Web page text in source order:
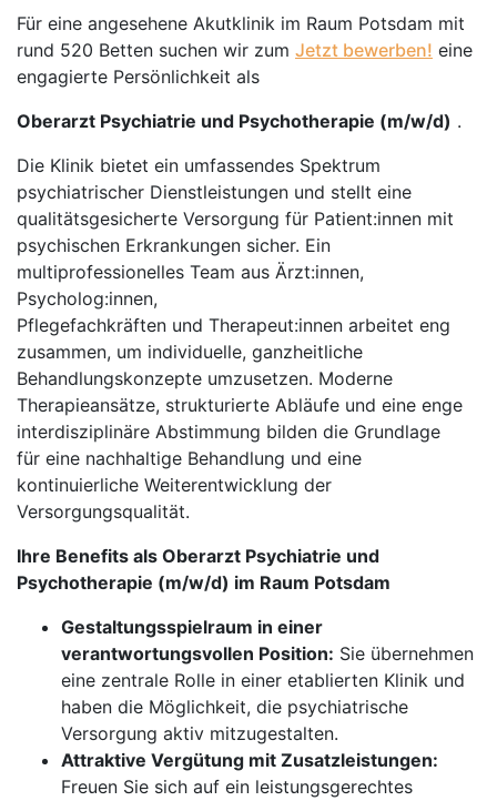
Für eine angesehene Akutklinik im Raum Potsdam mit
rund 520 Betten suchen wir zum Jetzt bewerben! eine
engagierte Persönlichkeit als
Oberarzt Psychiatrie und Psychotherapie (m/w/d) .
Die Klinik bietet ein umfassendes Spektrum
psychiatrischer Dienstleistungen und stellt eine
qualitätsgesicherte Versorgung für Patient:innen mit
psychischen Erkrankungen sicher. Ein
multiprofessionelles Team aus Ärzt:innen,
Psycholog:innen,
Pflegefachkräften und Therapeut:innen arbeitet eng
zusammen, um individuelle, ganzheitliche
Behandlungskonzepte umzusetzen. Moderne
Therapieansätze, strukturierte Abläufe und eine enge
interdisziplinäre Abstimmung bilden die Grundlage
für eine nachhaltige Behandlung und eine
kontinuierliche Weiterentwicklung der
Versorgungsqualität.
Ihre Benefits als Oberarzt Psychiatrie und
Psychotherapie (m/w/d) im Raum Potsdam
Gestaltungsspielraum in einer
verantwortungsvollen Position: Sie übernehmen
eine zentrale Rolle in einer etablierten Klinik und
haben die Möglichkeit, die psychiatrische
Versorgung aktiv mitzugestalten.
Attraktive Vergütung mit Zusatzleistungen:
Freuen Sie sich auf ein leistungsgerechtes